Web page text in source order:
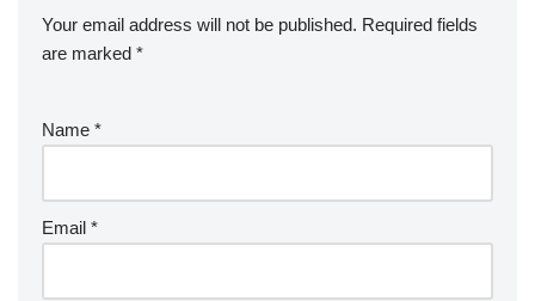
Your email address will not be published. Required fields
are marked *
Name *
Email *